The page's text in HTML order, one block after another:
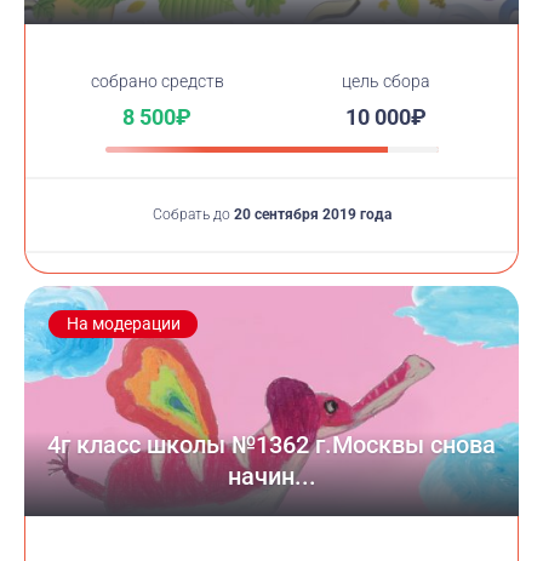
cобрано средств
8 500₽
цель сбора
10 000₽
Собрать до 20 сентября 2019 года
На модерации
4г класс школы №1362 г.Москвы снова
начин...